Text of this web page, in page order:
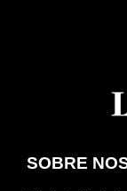
SOBRE